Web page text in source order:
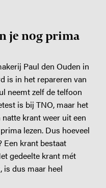
je nog prima
Paul den Ouden in
is in het repareren van
neemt zelf de telfoon
is bij TNO, maar het
krant weer uit een
lezen. Dus hoeveel
krant bestaat
gedeelte krant mét
is dus maar heel